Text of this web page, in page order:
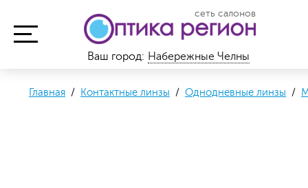
сеть салонов
Ваш город: Набережные Челны
Главная / Контактные линзы / Однодневные линзы /